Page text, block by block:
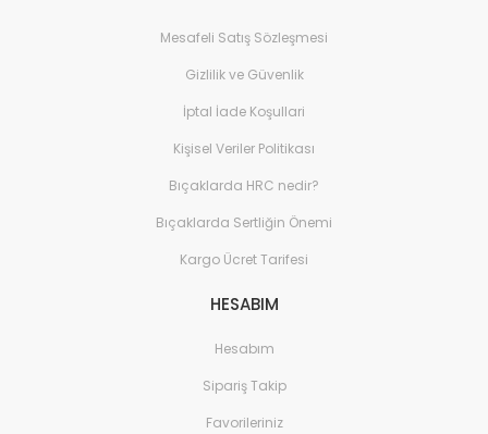
Mesafeli Satış Sözleşmesi
Gizlilik ve Güvenlik
İptal İade Koşullari
Kişisel Veriler Politikası
Bıçaklarda HRC nedir?
Bıçaklarda Sertliğin Önemi
Kargo Ücret Tarifesi
HESABIM
Hesabım
Sipariş Takip
Favorileriniz